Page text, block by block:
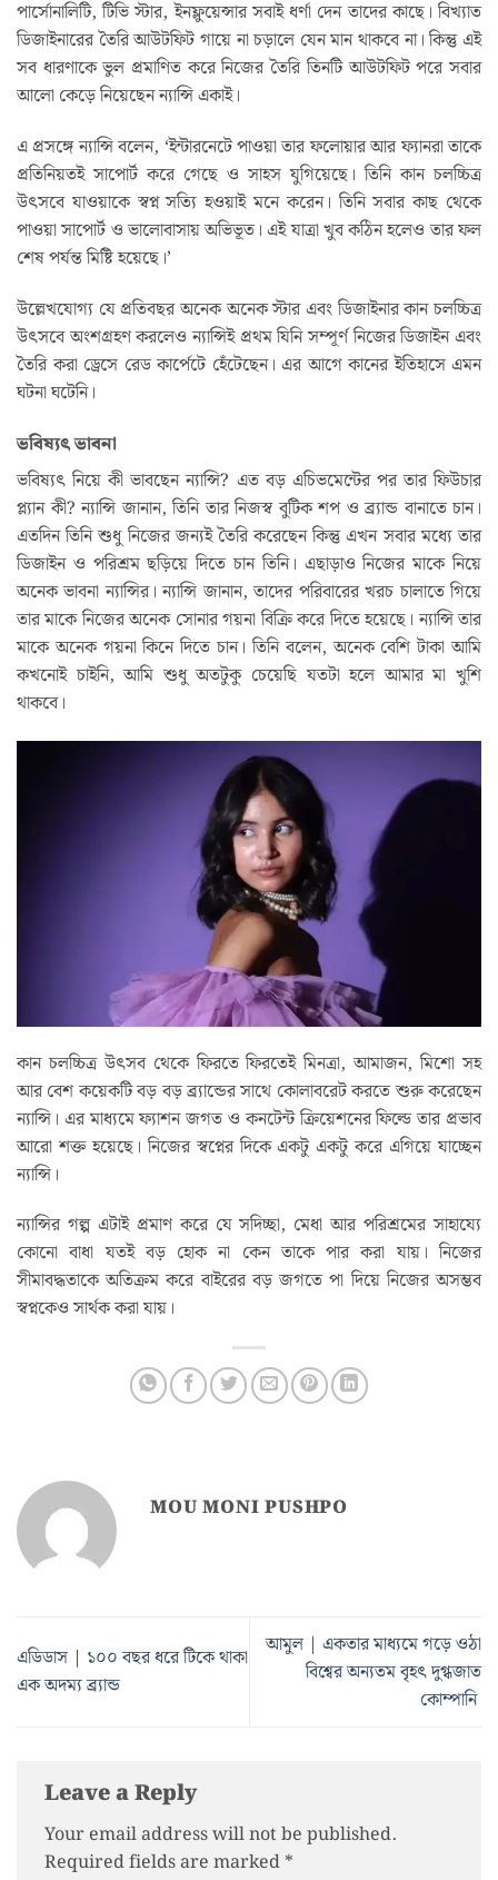
পার্সোনালিটি, টিভি স্টার, ইনফ্লুয়েন্সার সবাই ধর্ণা দেন তাদের কাছে। বিখ্যাত
ডিজাইনারের তৈরি আউটফিট গায়ে না চড়ালে যেন মান থাকবে না। কিন্তু এই
সব ধারণাকে ভুল প্রমাণিত করে নিজের তৈরি তিনটি আউটফিট পরে সবার
আলো কেড়ে নিয়েছেন ন্যান্সি একাই।
এ প্রসঙ্গে ন্যান্সি বলেন, ‘ইন্টারনেটে পাওয়া তার ফলোয়ার আর ফ্যানরা তাকে
প্রতিনিয়তই সাপোর্ট করে গেছে ও সাহস যুগিয়েছে। তিনি কান চলচ্চিত্র
উৎসবে যাওয়াকে স্বপ্ন সত্যি হওয়াই মনে করেন। তিনি সবার কাছ থেকে
পাওয়া সাপোর্ট ও ভালোবাসায় অভিভূত। এই যাত্রা খুব কঠিন হলেও তার ফল
শেষ পর্যন্ত মিষ্টি হয়েছে।’
উল্লেখযোগ্য যে প্রতিবছর অনেক অনেক স্টার এবং ডিজাইনার কান চলচ্চিত্র
উৎসবে অংশগ্রহণ করলেও ন্যান্সিই প্রথম যিনি সম্পূর্ণ নিজের ডিজাইন এবং
তৈরি করা ড্রেসে রেড কার্পেটে হেঁটেছেন। এর আগে কানের ইতিহাসে এমন
ঘটনা ঘটেনি।
ভবিষ্যৎ ভাবনা
ভবিষ্যৎ নিয়ে কী ভাবছেন ন্যান্সি? এত বড় এচিভমেন্টের পর তার ফিউচার
প্ল্যান কী? ন্যান্সি জানান, তিনি তার নিজস্ব বুটিক শপ ও ব্র্যান্ড বানাতে চান।
এতদিন তিনি শুধু নিজের জন্যই তৈরি করেছেন কিন্তু এখন সবার মধ্যে তার
ডিজাইন ও পরিশ্রম ছড়িয়ে দিতে চান তিনি। এছাড়াও নিজের মাকে নিয়ে
অনেক ভাবনা ন্যান্সির। ন্যান্সি জানান, তাদের পরিবারের খরচ চালাতে গিয়ে
তার মাকে নিজের অনেক সোনার গয়না বিক্রি করে দিতে হয়েছে। ন্যান্সি তার
মাকে অনেক গয়না কিনে দিতে চান। তিনি বলেন, অনেক বেশি টাকা আমি
কখনোই চাইনি, আমি শুধু অতটুকু চেয়েছি যতটা হলে আমার মা খুশি
থাকবে।
কান চলচ্চিত্র উৎসব থেকে ফিরতে ফিরতেই মিনত্রা, আমাজন, মিশো সহ
আর বেশ কয়েকটি বড় বড় ব্র্যান্ডের সাথে কোলাবরেট করতে শুরু করেছেন
ন্যান্সি। এর মাধ্যমে ফ্যাশন জগত ও কনটেন্ট ক্রিয়েশনের ফিল্ডে তার প্রভাব
আরো শক্ত হয়েছে। নিজের স্বপ্নের দিকে একটু একটু করে এগিয়ে যাচ্ছেন
ন্যান্সি।
ন্যান্সির গল্প এটাই প্রমাণ করে যে সদিচ্ছা, মেধা আর পরিশ্রমের সাহায্যে
কোনো বাধা যতই বড় হোক না কেন তাকে পার করা যায়। নিজের
সীমাবদ্ধতাকে অতিক্রম করে বাইরের বড় জগতে পা দিয়ে নিজের অসম্ভব
স্বপ্নকেও সার্থক করা যায়।
MOU MONI PUSHPO
এডিডাস | ১০০ বছর ধরে টিকে থাকা
এক অদম্য ব্র্যান্ড
আমুল | একতার মাধ্যমে গড়ে ওঠা
বিশ্বের অন্যতম বৃহৎ দুগ্ধজাত
কোম্পানি
Leave a Reply
Your email address will not be published.
Required fields are marked *